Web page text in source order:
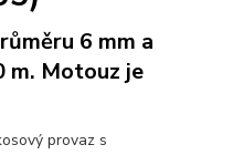
6 mm a
m. Motouz je
provaz s